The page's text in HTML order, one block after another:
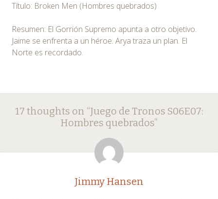
Título: Broken Men (Hombres quebrados)
Resumen: El Gorrión Supremo apunta a otro objetivo.
Jaime se enfrenta a un héroe. Arya traza un plan. El
Norte es recordado.
Post
navigation
17 thoughts on “Juego de Tronos S06E07:
Hombres quebrados”
Jimmy Hansen